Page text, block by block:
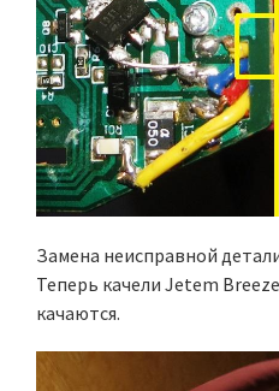
Замена неисправной
Теперь качели Jetem
качаются.